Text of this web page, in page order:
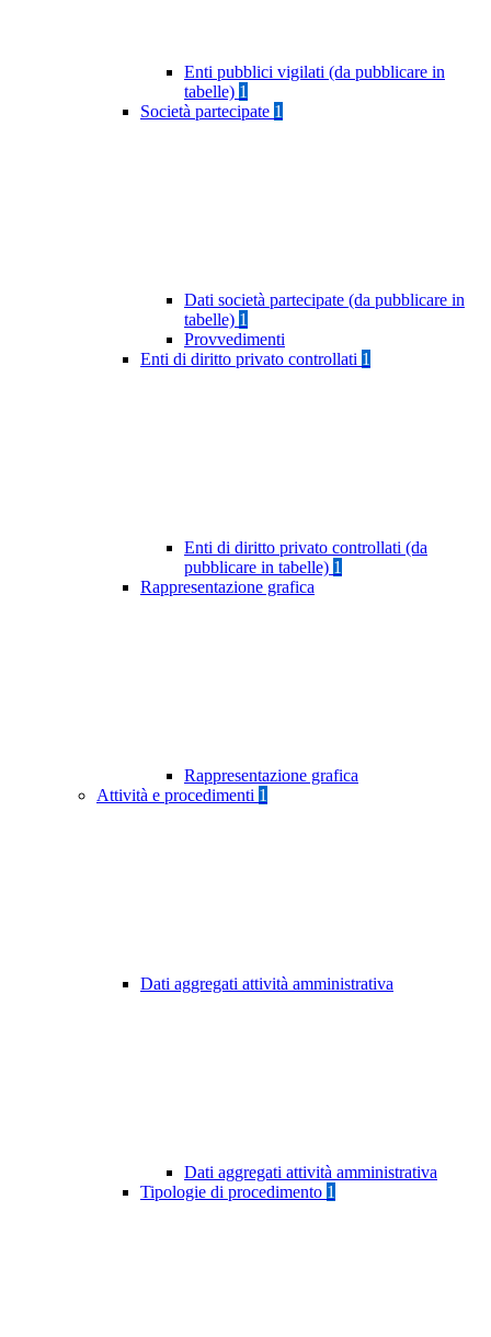
Enti pubblici vigilati (da pubblicare in
tabelle) 1
Società partecipate 1
Dati società partecipate (da pubblicare in
tabelle) 1
Provvedimenti
Enti di diritto privato controllati 1
Enti di diritto privato controllati (da
pubblicare in tabelle) 1
Rappresentazione grafica
Rappresentazione grafica
Attività e procedimenti 1
Dati aggregati attività amministrativa
Dati aggregati attività amministrativa
Tipologie di procedimento 1